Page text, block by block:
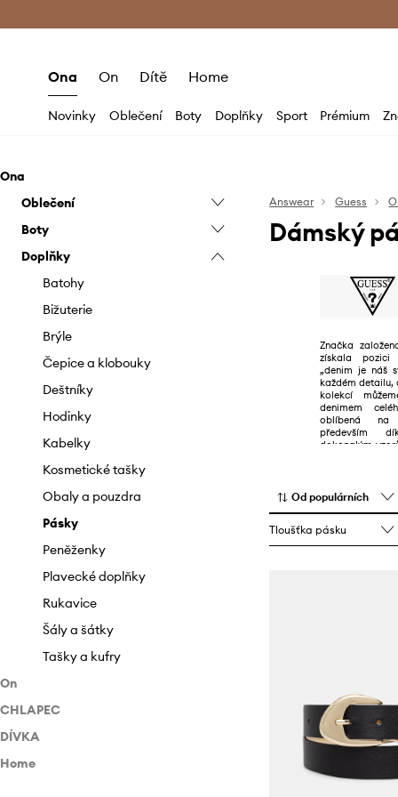
Doručení a
Ona On Dítě Home
Novinky Oblečení Boty Doplňky Sport Prémium
Ona
Oblečení
Bundy
Džíny
Halenky a košile
Kabáty
Kalhoty a legíny
Mikiny
Overaly
Plavky
Saka
Spodní prádlo
Sukně
Svetry
Šortky
Šaty
Topy a trička
Ponožky
Boty
Baleríny
Espadrilky
Kotníkové boty
Kozačky
Lodičky
Mokasíny a polobotky
Papuče
Sandály a pantofle
Sněhule
Tenisky a kecky
Sneakers boty
Doplňky
Batohy
Bižuterie
Brýle
Čepice a klobouky
Deštníky
Hodinky
Kabelky
Kosmetické tašky
Obaly a pouzdra
Pásky
Peněženky
Plavecké doplňky
Rukavice
Šály a šátky
Tašky a kufry
On
Oblečení
Boty
Doplňky
CHLAPEC
Oblečení
Boty
DÍVKA
Oblečení
Home
Answear Guess
Dámský
Značka
získala pozici
„denim je náš
každém detailu,
kolekcí
denimem
oblíbená na
především
dokonalým
Od populárních
Tloušťka pásku